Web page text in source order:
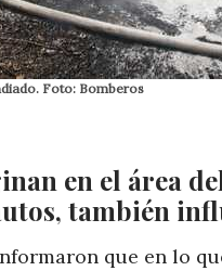
Foto: Bomberos
en el área
también
que en lo